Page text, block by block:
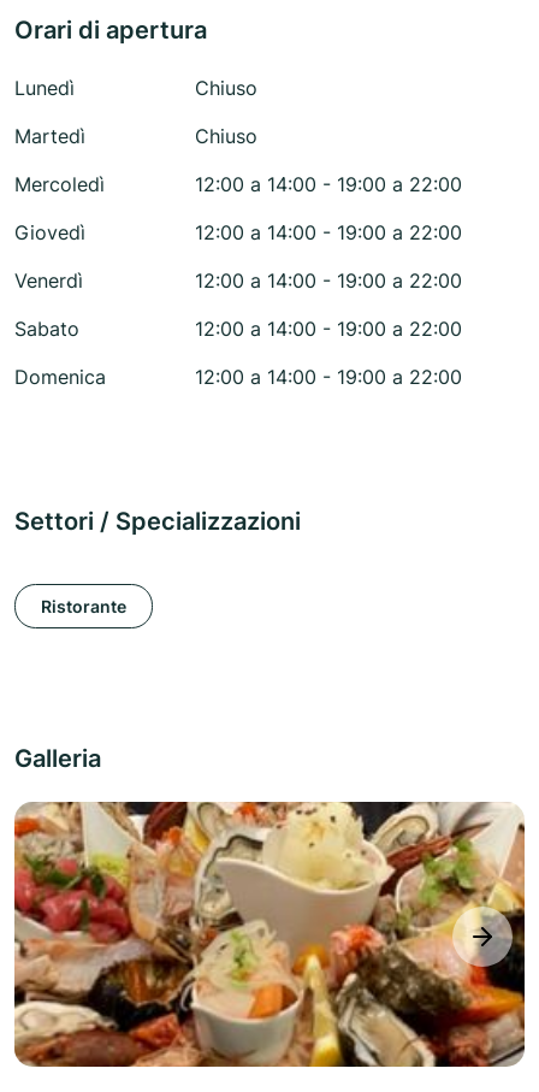
Orari di apertura
Lunedì
Chiuso
Martedì
Chiuso
Mercoledì
12:00 a 14:00 - 19:00 a 22:00
Giovedì
12:00 a 14:00 - 19:00 a 22:00
Venerdì
12:00 a 14:00 - 19:00 a 22:00
Sabato
12:00 a 14:00 - 19:00 a 22:00
Domenica
12:00 a 14:00 - 19:00 a 22:00
Settori / Specializzazioni
Ristorante
Galleria
next